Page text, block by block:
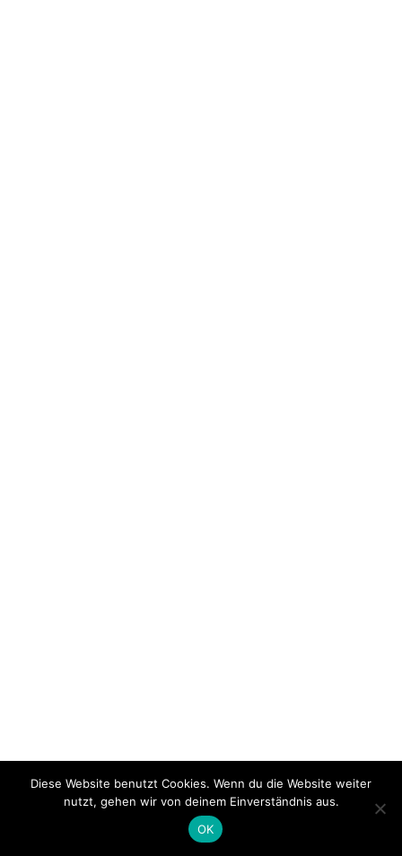
Diese Website benutzt Cookies. Wenn du die Website weiter
nutzt, gehen wir von deinem Einverständnis aus.
OK